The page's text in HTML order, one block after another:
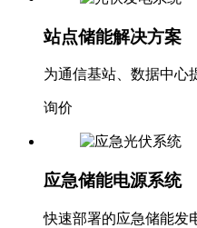
站点储能解决方案
为通信基站、数据中心
询价
应急储能电源系统
快速部署的应急储能发